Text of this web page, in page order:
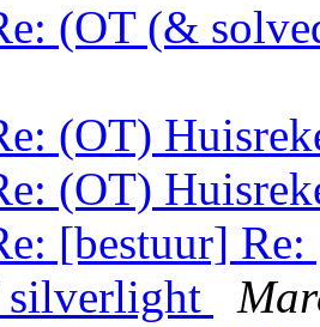
(OT (&
(OT)
(OT)
[bestuur]
silverlight